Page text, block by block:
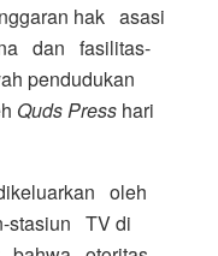
hak asasi
dan fasilitas-
pendudukan
Quds Press hari
oleh
stasiun TV di